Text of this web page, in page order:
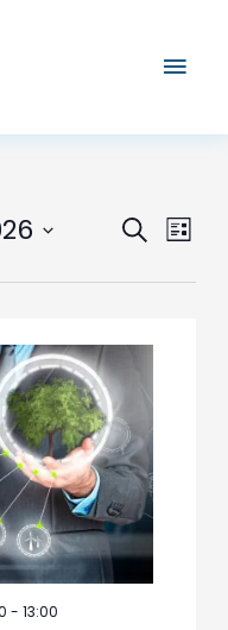
Events
Views
Search
List
- 13:00